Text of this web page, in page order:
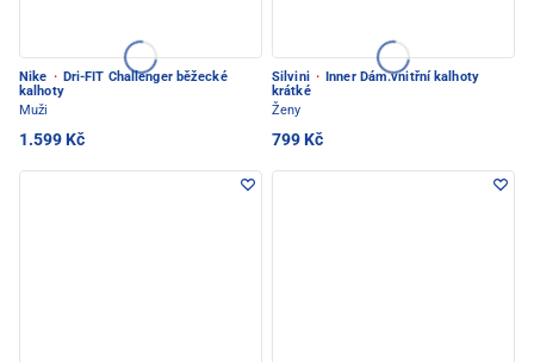
Nike · Dri-FIT Challenger běžecké
kalhoty
Muži
1.599 Kč
Silvini ·
Inner Dám.vnitřní kalhoty
krátké
Ženy
799 Kč